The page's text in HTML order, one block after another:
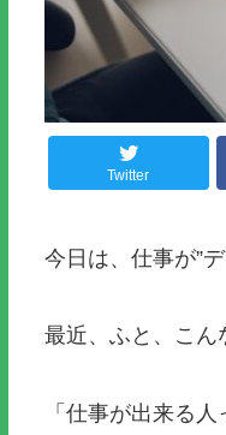
Twitter
今日は、仕事が”
最近、ふと、こん
「仕事が出来る